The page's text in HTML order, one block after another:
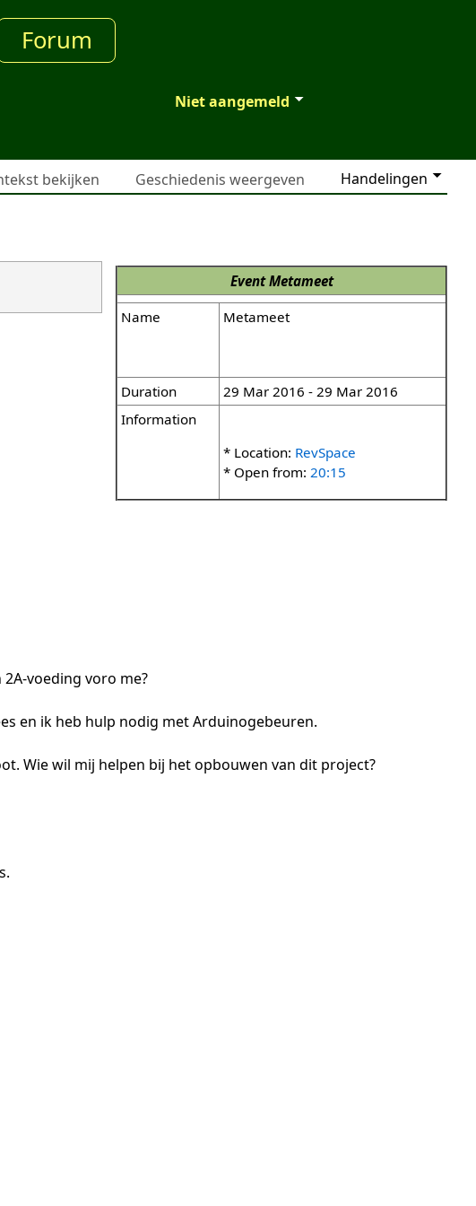
Forum
Niet aangemeld
Handelingen
bekijken Geschiedenis weergeven
EventMetameet
Name
Metameet
Duration
29 Mar 2016 - 29 Mar 2016
Information
* Location: RevSpace
* Open from: 20:15
voeding voro me?
en ik heb hulp nodig met Arduinogebeuren.
Wie wil mij helpen bij het opbouwen van dit project?